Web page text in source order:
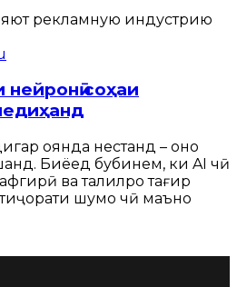
нейронӣ соҳаи
оянда нестанд – онҳо
Биёед бубинем, ки AI чӣ
ва таҳлилро тағир
шумо чӣ маъно